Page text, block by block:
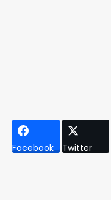
Facebook Twitter